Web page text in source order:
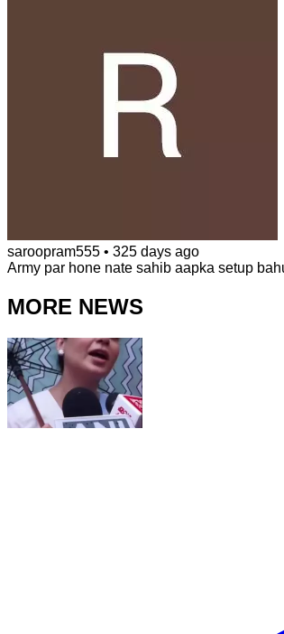
saroopram555 • 325 days ago
Army par hone nate sahib aapka setup
MORE NEWS